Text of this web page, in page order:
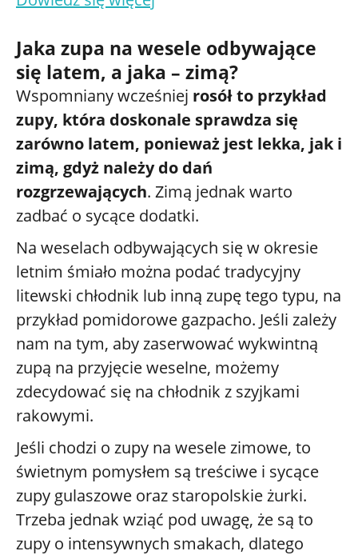
Jaka zupa na wesele odbywające
się latem, a jaka – zimą?
Wspomniany wcześniej rosół to przykład
zupy, która doskonale sprawdza się
zarówno latem, ponieważ jest lekka, jak i
zimą, gdyż należy do dań
rozgrzewających. Zimą jednak warto
zadbać o sycące dodatki.
Na weselach odbywających się w okresie
letnim śmiało można podać tradycyjny
litewski chłodnik lub inną zupę tego typu, na
przykład pomidorowe gazpacho. Jeśli zależy
nam na tym, aby zaserwować wykwintną
zupą na przyjęcie weselne, możemy
zdecydować się na chłodnik z szyjkami
rakowymi.
Jeśli chodzi o zupy na wesele zimowe, to
świetnym pomysłem są treściwe i sycące
zupy gulaszowe oraz staropolskie żurki.
Trzeba jednak wziąć pod uwagę, że są to
zupy o intensywnych smakach, dlatego